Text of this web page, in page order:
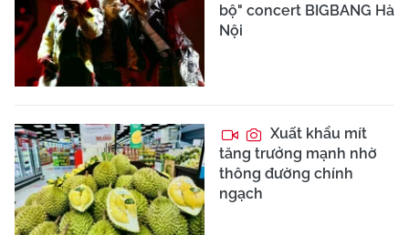
bộ" concert BIGBANG Hà
Nội
Xuất khẩu mít
tăng trưởng mạnh nhờ
thông đường chính
ngạch